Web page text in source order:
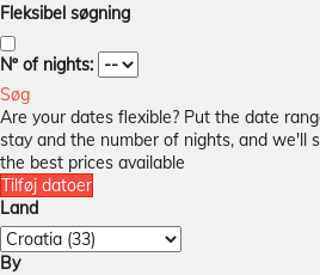
Fleksibel søgning
Nº of nights:
Søg
Are your dates flexible? Put the date
stay and the number of nights, and we'll
the best prices available
Tilføj datoer
Land
By